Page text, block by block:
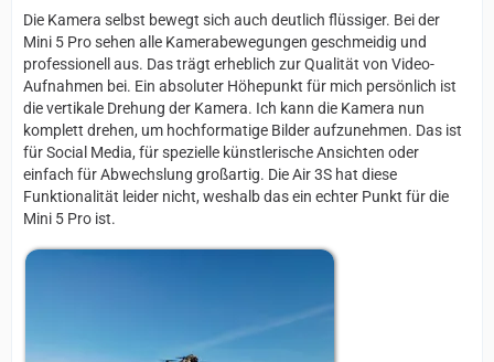
Die Kamera selbst bewegt sich auch deutlich flüssiger. Bei der
Mini 5 Pro sehen alle Kamerabewegungen geschmeidig und
professionell aus. Das trägt erheblich zur Qualität von Video-
Aufnahmen bei. Ein absoluter Höhepunkt für mich persönlich ist
die vertikale Drehung der Kamera. Ich kann die Kamera nun
komplett drehen, um hochformatige Bilder aufzunehmen. Das ist
für Social Media, für spezielle künstlerische Ansichten oder
einfach für Abwechslung großartig. Die Air 3S hat diese
Funktionalität leider nicht, weshalb das ein echter Punkt für die
Mini 5 Pro ist.